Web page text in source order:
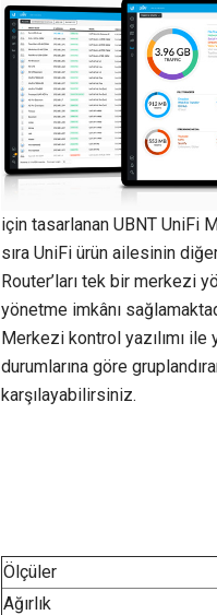
için tasarlanan UBNT UniFi
sıra UniFi ürün ailesinin
Router’ları tek bir merkezi
yönetme imkânı
Merkezi kontrol yazılımı ile
durumlarına göre
karşılayabilirsiniz.
Ölçüler
Ağırlık